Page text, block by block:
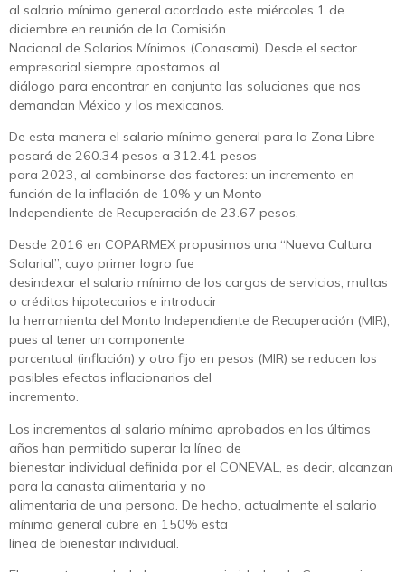
al salario mínimo general acordado este miércoles 1 de
diciembre en reunión de la Comisión
Nacional de Salarios Mínimos (Conasami). Desde el sector
empresarial siempre apostamos al
diálogo para encontrar en conjunto las soluciones que nos
demandan México y los mexicanos.
De esta manera el salario mínimo general para la Zona Libre
pasará de 260.34 pesos a 312.41 pesos
para 2023, al combinarse dos factores: un incremento en
función de la inflación de 10% y un Monto
Independiente de Recuperación de 23.67 pesos.
Desde 2016 en COPARMEX propusimos una “Nueva Cultura
Salarial”, cuyo primer logro fue
desindexar el salario mínimo de los cargos de servicios, multas
o créditos hipotecarios e introducir
la herramienta del Monto Independiente de Recuperación (MIR),
pues al tener un componente
porcentual (inflación) y otro fijo en pesos (MIR) se reducen los
posibles efectos inflacionarios del
incremento.
Los incrementos al salario mínimo aprobados en los últimos
años han permitido superar la línea de
bienestar individual definida por el CONEVAL, es decir, alcanzan
para la canasta alimentaria y no
alimentaria de una persona. De hecho, actualmente el salario
mínimo general cubre en 150% esta
línea de bienestar individual.